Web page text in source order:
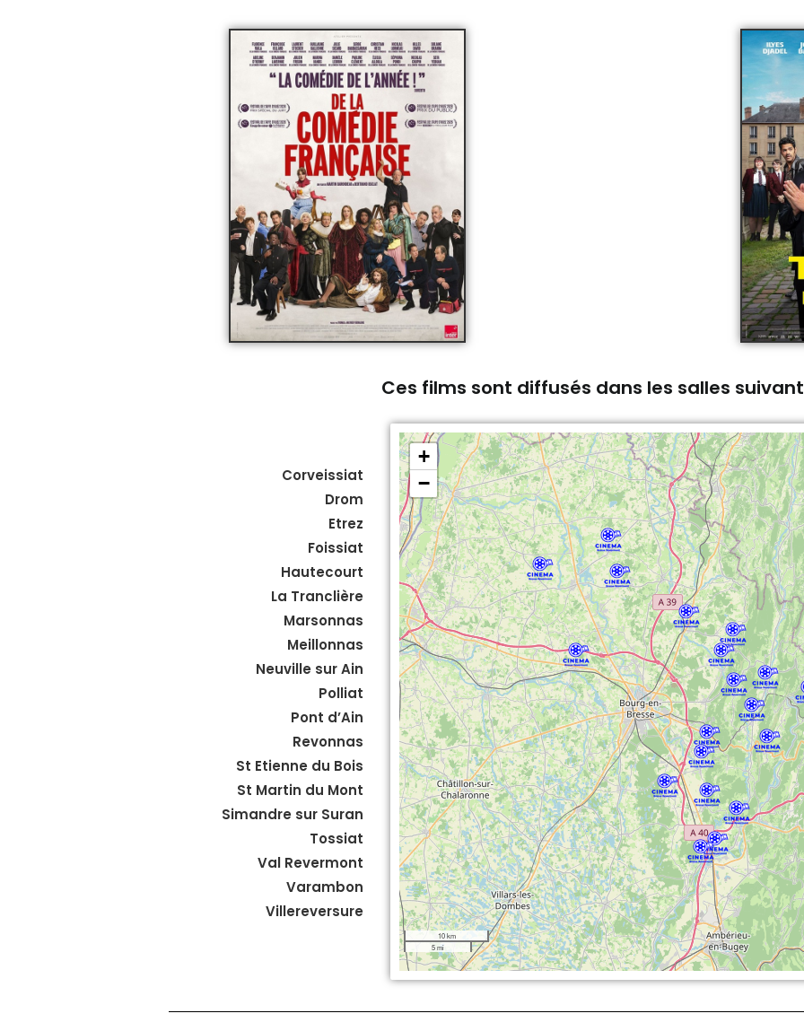
Ces films sont diffusés dans les salles
Corveissiat
Drom
Etrez
Foissiat
Hautecourt
La Tranclière
Marsonnas
Meillonnas
Neuville sur Ain
Polliat
Pont d’Ain
Revonnas
St Etienne du Bois
St Martin du Mont
Simandre sur Suran
Tossiat
Val Revermont
Varambon
Villereversure
+
−
10 km
5 mi